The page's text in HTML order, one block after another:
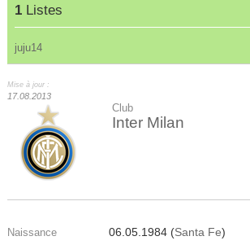
1 Listes
juju14
Mise à jour :
17.08.2013
Club
Inter Milan
Naissance 06.05.1984 (Santa Fe)